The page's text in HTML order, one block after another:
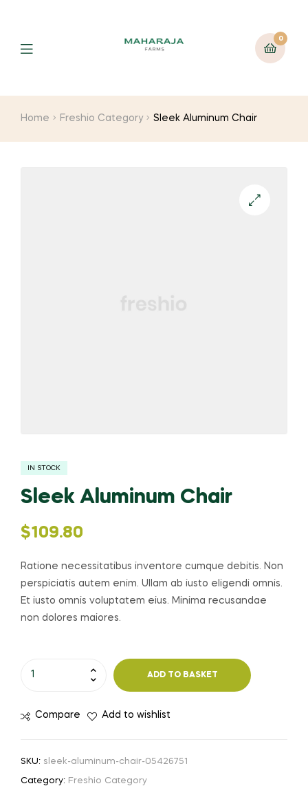
0
Home Freshio Category Sleek Aluminum Chair
IN STOCK
Sleek Aluminum Chair
$109.80
Ratione necessitatibus inventore cumque debitis. Non
perspiciatis autem enim. Ullam ab iusto eligendi omnis.
Et iusto omnis voluptatem eius. Minima recusandae
non dolores maiores.
ADD TO BASKET
Compare Add to wishlist
SKU: sleek-aluminum-chair-05426751
Category: Freshio Category